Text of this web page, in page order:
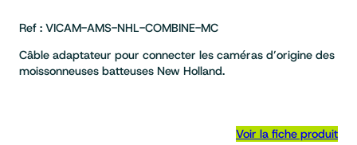
Ref : VICAM-AMS-NHL-COMBINE-MC
Câble adaptateur pour connecter les caméras d’origine des
moissonneuses batteuses New Holland.
Voir la fiche produit